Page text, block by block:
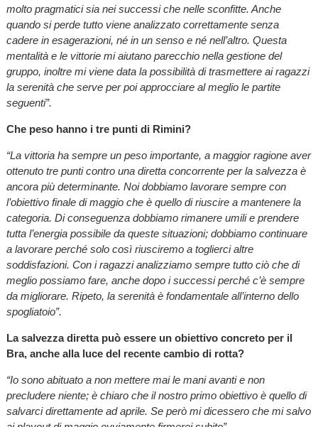
molto pragmatici sia nei successi che nelle sconfitte. Anche
quando si perde tutto viene analizzato correttamente senza
cadere in esagerazioni, né in un senso e né nell’altro. Questa
mentalità e le vittorie mi aiutano parecchio nella gestione del
gruppo, inoltre mi viene data la possibilità di trasmettere ai ragazzi
la serenità che serve per poi approcciare al meglio le partite
seguenti”.
Che peso hanno i tre punti di Rimini?
“La vittoria ha sempre un peso importante, a maggior ragione aver
ottenuto tre punti contro una diretta concorrente per la salvezza è
ancora più determinante. Noi dobbiamo lavorare sempre con
l’obiettivo finale di maggio che è quello di riuscire a mantenere la
categoria. Di conseguenza dobbiamo rimanere umili e prendere
tutta l’energia possibile da queste situazioni; dobbiamo continuare
a lavorare perché solo così riusciremo a toglierci altre
soddisfazioni. Con i ragazzi analizziamo sempre tutto ciò che di
meglio possiamo fare, anche dopo i successi perché c’è sempre
da migliorare. Ripeto, la serenità è fondamentale all’interno dello
spogliatoio”.
La salvezza diretta può essere un obiettivo concreto per il
Bra, anche alla luce del recente cambio di rotta?
“Io sono abituato a non mettere mai le mani avanti e non
precludere niente; è chiaro che il nostro primo obiettivo è quello di
salvarci direttamente ad aprile. Se però mi dicessero che mi salvo